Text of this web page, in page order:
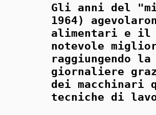
Gli anni del
1964)
alimentari e il
notevole
raggiungendo
giornaliere
dei macchinari
tecniche di